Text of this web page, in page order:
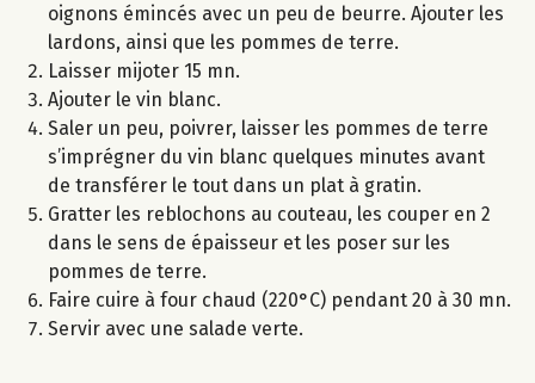
oignons émincés avec un peu de beurre. Ajouter les
lardons, ainsi que les pommes de terre.
Laisser mijoter 15 mn.
Ajouter le vin blanc.
Saler un peu, poivrer, laisser les pommes de terre
s’imprégner du vin blanc quelques minutes avant
de transférer le tout dans un plat à gratin.
Gratter les reblochons au couteau, les couper en 2
dans le sens de épaisseur et les poser sur les
pommes de terre.
Faire cuire à four chaud (220°C) pendant 20 à 30 mn.
Servir avec une salade verte.